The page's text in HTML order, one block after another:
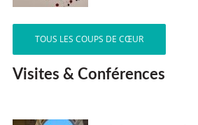
TOUS LES COUPS DE CŒUR
Visites & Conférences